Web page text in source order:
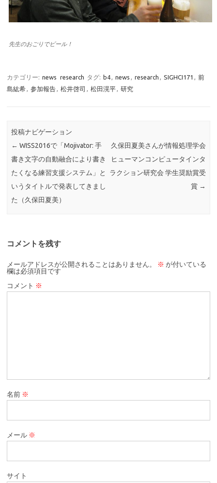
先生のおごりでビール！
カテゴリー: news research タグ: b4 news research SIGHCI171
前
島紘希
参加報告 松井啓司 松田滉平 研究
投稿ナビゲーション
← WISS2016で「Mojivator: 手
書き文字の自動融合により書き
たくなる練習支援システム」と
いうタイトルで発表してきまし
た（久保田夏美）
久保田夏美さんが情報処理学会
ヒューマンコンピュータインタ
ラクション研究会 学生奨励賞受
賞 →
コメントを残す
メールアドレスが公開されることはありません。 ※ が付いている
欄は必須項目です
コメント ※
名前 ※
メール ※
サイト